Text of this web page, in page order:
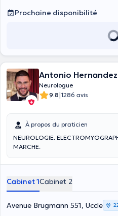
Prochaine disponibilité
Antonio
Neurologue
9.8|1286 avis
À propos du praticien
NEUROLOGIE.
MARCHE.
Cabinet 1Cabinet 2
Avenue Brugmann 551, Uccle